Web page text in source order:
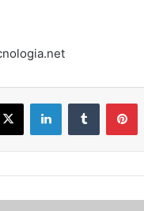
X LinkedInTumblr